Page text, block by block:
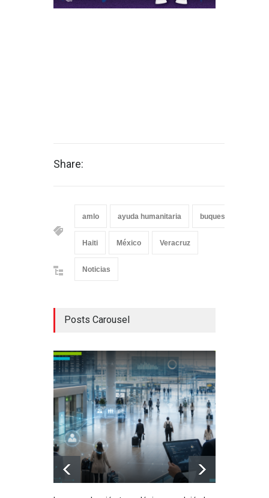
Share:
amlo ayuda humanitaria buques “ARM
Haiti México Veracruz
Noticias
Posts Carousel